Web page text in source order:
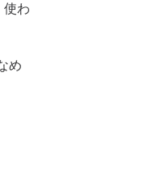
使わ
め